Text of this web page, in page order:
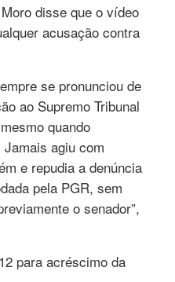
disse que o vídeo
acusação contra
se pronunciou de
ao Supremo Tribunal
quando
agiu com
e repudia a denúncia
pela PGR, sem
o senador”,
para acréscimo da